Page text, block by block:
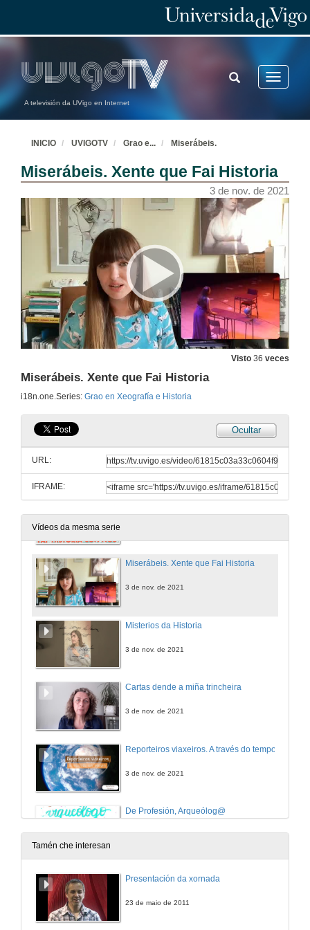
A televisión da UVigo en Internet
Toggle
TOGGLE
SEARCH
INICIO UVIGOTV Grao e... Miserábeis.
Miserábeis. Xente que Fai Historia
3 de nov. de 2021
Visto 36 veces
Miserábeis. Xente que Fai Historia
i18n.one.Series: Grao en Xeografía e Historia
Ocultar
URL:
IFRAME:
Vídeos da mesma serie
Grao en Xeografía e Historia nas modalidades presencial e semipresencial 2022-23
13 de xuño de 2022
Fai Historia con nós
Miserábeis. Xente que Fai Historia
3 de nov. de 2021
Misterios da Historia
3 de nov. de 2021
Cartas dende a miña trincheira
3 de nov. de 2021
Reporteiros viaxeiros. A través do tempo
3 de nov. de 2021
De Profesión, Arqueólog@
3 de nov. de 2021
Tamén che interesan
Presentación da xornada
23 de maio de 2011